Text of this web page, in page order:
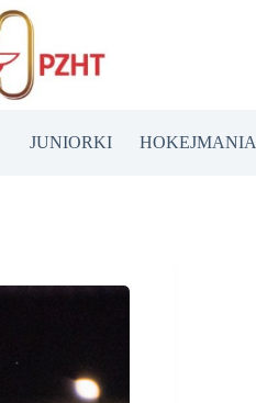
JUNIORKI HOKEJMANIA